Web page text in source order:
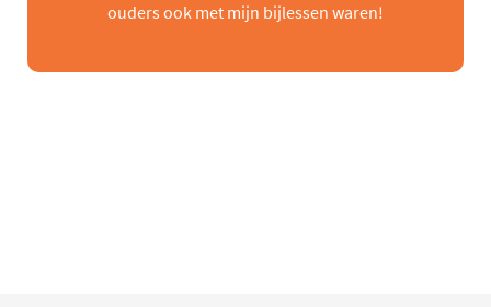
ouders ook met mijn bijlessen waren!